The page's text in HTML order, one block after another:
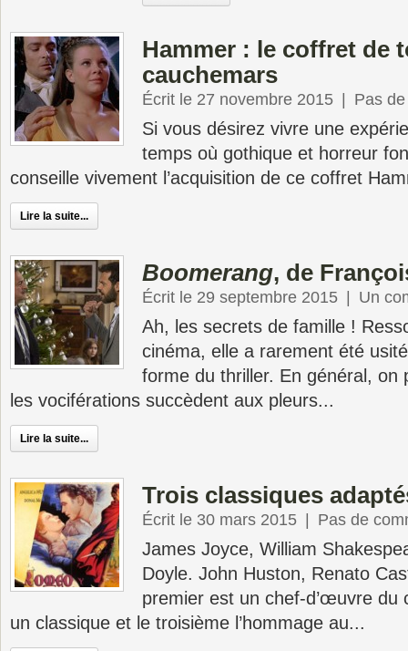
Hammer : le coffret de
cauchemars
Écrit le 27 novembre 2015 Pas
Si vous désirez vivre une
temps où gothique et horreur
conseille vivement l’acquisition de ce coffret
Lire la suite...
Boomerang, de
Écrit le 29 septembre 2015 Un
Ah, les secrets de famille !
cinéma, elle a rarement été
forme du thriller. En général, on
les vociférations succèdent aux pleurs...
Lire la suite...
Trois classiques
Écrit le 30 mars 2015 Pas de
James Joyce, William
Doyle. John Huston, Renato
premier est un chef-d’œuvre du
un classique et le troisième l’hommage au...